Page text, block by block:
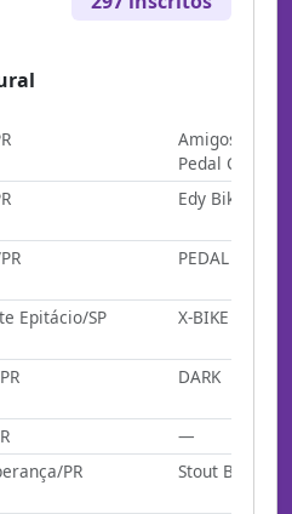
Amigos Do
Pedal Cambé
Edy Bike
PEDAL E GOLE
Epitácio/SP X-BIKE
DARK
—
PR Stout Bikers